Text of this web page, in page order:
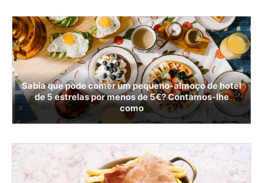
Sabia que pode comer um pequeno-almoço de hotel
de 5 estrelas por menos de 5€? Contamos-lhe
como